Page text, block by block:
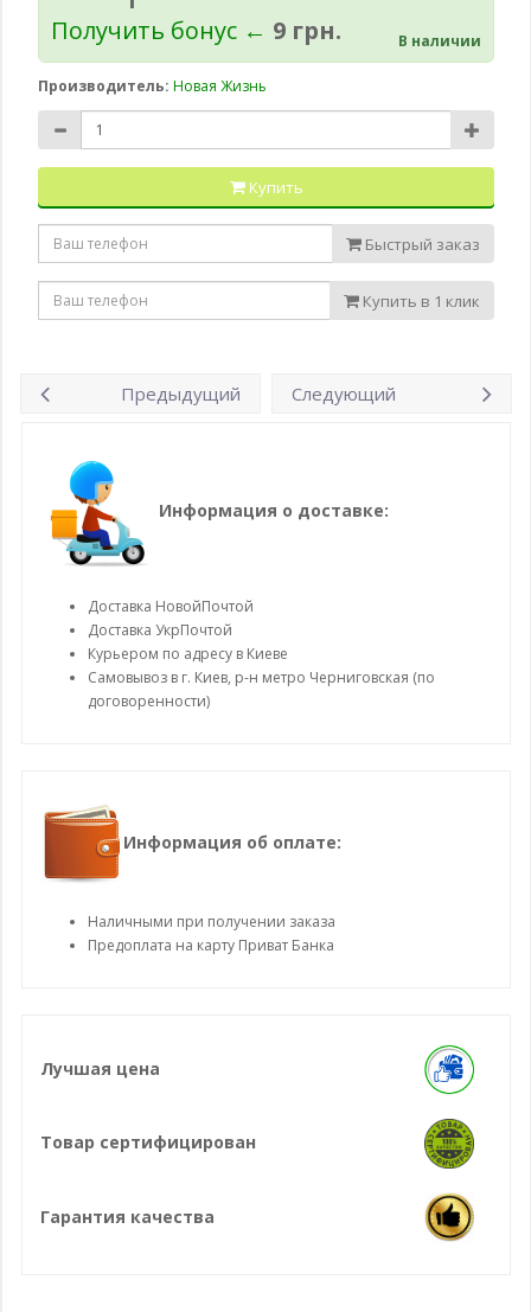
Получить бонус ← 9 грн. В наличии
Производитель: Новая Жизнь
Купить
Быстрый заказ
Купить в 1 клик
Предыдущий Следующий
Информация о доставке:
Доставка НовойПочтой
Доставка УкрПочтой
Курьером по адресу в Киеве
Самовывоз в г. Киев, р-н метро Черниговская (по
договоренности)
Информация об оплате:
Наличными при получении заказа
Предоплата на карту Приват Банка
Лучшая цена
Товар сертифицирован
Гарантия качества